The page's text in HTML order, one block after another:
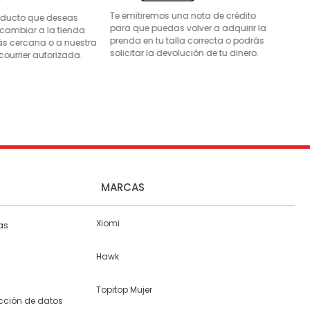
que deseas
a la tienda
cercana o a nuestra
autorizada.
Te emitiremos una nota de crédito
para que puedas volver a adquirir la
prenda en tu talla correcta o podrás
solicitar la devolución de tu dinero.
de datos
MARCAS
Xiomi
Hawk
Topitop Mujer